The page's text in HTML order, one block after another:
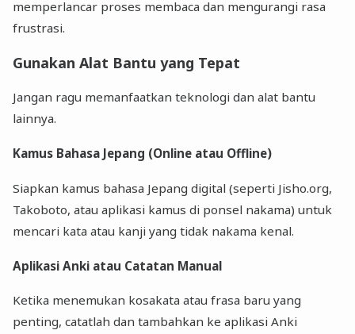
memperlancar proses membaca dan mengurangi rasa
frustrasi.
Gunakan Alat Bantu yang Tepat
Jangan ragu memanfaatkan teknologi dan alat bantu
lainnya.
Kamus Bahasa Jepang (Online atau Offline)
Siapkan kamus bahasa Jepang digital (seperti Jisho.org,
Takoboto, atau aplikasi kamus di ponsel nakama) untuk
mencari kata atau kanji yang tidak nakama kenal.
Aplikasi Anki atau Catatan Manual
Ketika menemukan kosakata atau frasa baru yang
penting, catatlah dan tambahkan ke aplikasi Anki